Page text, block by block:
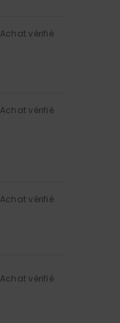
Achat vérifié
Achat vérifié
Achat vérifié
Achat vérifié